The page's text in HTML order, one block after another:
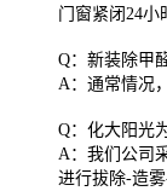
门窗紧闭24小
Q：新装除甲
A：通常情况
Q：化大阳光
A：我们公司
进行拔除-造